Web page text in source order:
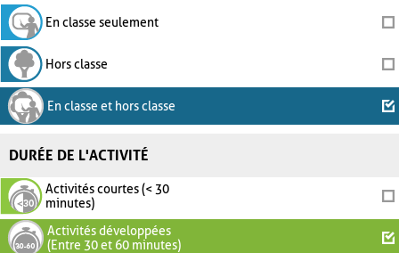
En classe seulement
Hors classe
En classe et hors classe
DURÉE DE L'ACTIVITÉ
Activités courtes (< 30
minutes)
Activités développées
(Entre 30 et 60 minutes)